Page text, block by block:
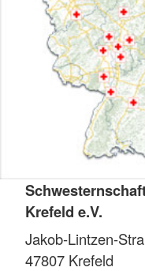
Krefeld e.V.
Jakob-Lintzen-
47807 Krefeld